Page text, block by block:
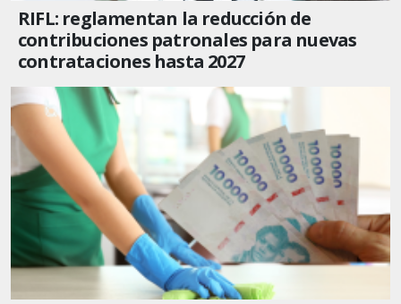
RIFL: reglamentan la reducción de
contribuciones patronales para nuevas
contrataciones hasta 2027